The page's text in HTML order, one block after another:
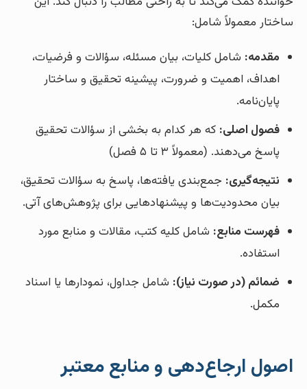
ساختار معمولاً شامل:
مقدمه: شامل کلیات، بیان مسئله، سؤالات و فرضیات،
اهداف، اهمیت و ضرورت، پیشینه تحقیق و ساختار
پایان‌نامه.
فصول اصلی: که هر کدام به بخشی از سؤالات تحقیق
پاسخ می‌دهند. (معمولاً ۳ تا ۵ فصل)
نتیجه‌گیری: جمع‌بندی یافته‌ها، پاسخ به سؤالات تحقیق،
بیان محدودیت‌ها و پیشنهادهایی برای پژوهش‌های آتی.
فهرست منابع: شامل کلیه کتب، مقالات و منابع مورد
استفاده.
ضمائم (در صورت نیاز): شامل جداول، نمودارها یا اسناد
مکمل.
اصول ارجاع‌دهی و منابع معتبر